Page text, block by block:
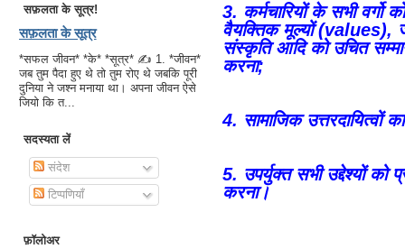
सफ़लता के सूत्र!
सफ़लता के सूत्र
*सफल जीवन* *के* *सूत्र* ✍ 1. *जीवन*
जब तुम पैदा हुए थे तो तुम रोए थे जबकि पूरी
दुनिया ने जश्न मनाया था। अपना जीवन ऐसे
जियो कि त...
सदस्यता लें
संदेश
टिप्पणियाँ
फ़ॉलोअर
3. कर्मचारियों के सभी
वैयक्तिक मूल्यों (values),
संस्कृति आदि को उचित
करना;
4. सामाजिक उत्तरदायित्वों
5. उपर्युक्त सभी उद्देश्यों को
करना।